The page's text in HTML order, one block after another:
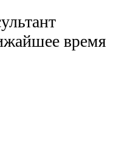
время